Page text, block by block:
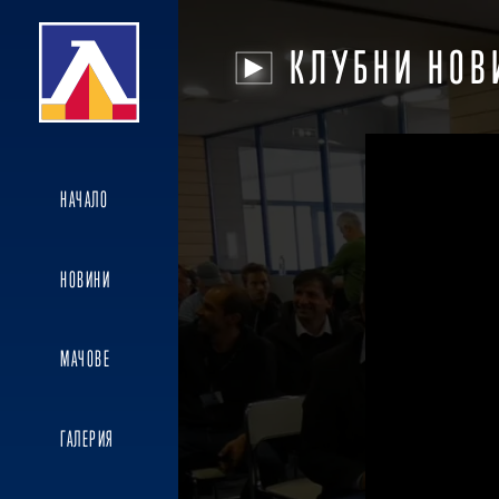
НАЧАЛО
НОВИНИ
МАЧОВЕ
ГАЛЕРИЯ
КЛУБНИ